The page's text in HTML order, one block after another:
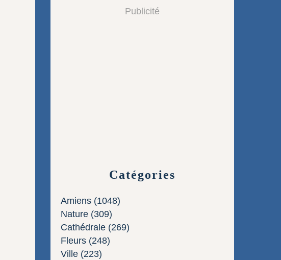
Catégories
Amiens (1048)
Nature (309)
Cathédrale (269)
Fleurs (248)
Ville (223)
Publicité